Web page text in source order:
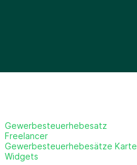
Gewerbesteuerhebesatz
Freelancer
Gewerbesteuerhebesätze Karte
Widgets